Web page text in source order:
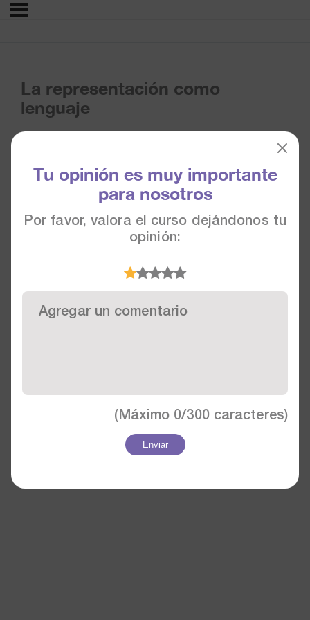
Tu opinión es muy importante
para nosotros
Por favor, valora el curso dejándonos tu
opinión:
(Máximo 0/300caracteres)
Enviar
La representación como
lenguaje